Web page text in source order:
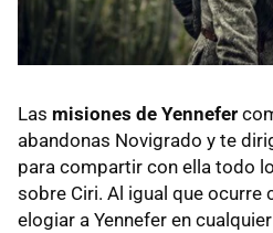
Las misiones de Yennefer
abandonas Novigrado y te
para compartir con ella todo
sobre Ciri. Al igual que ocurre
elogiar a Yennefer en